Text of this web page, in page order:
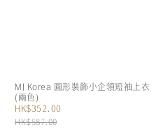
MJ Korea 圓形裝飾小企領短袖上衣
(兩色)
HK$352.00
HK$587.00